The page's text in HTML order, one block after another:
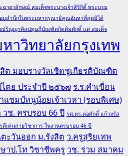
ายาลักษณ์ สมเด็จพระนางเจ้าสิริกิติ์ พระบรม
มสำนึกในพระมหากรุณาธิคุณอันหาที่สุดมิได้
ยปริญญาศิลปดุษฎีบัณฑิตกิตติมศักดิ์ แด่ สมเด็จ
าวิทยาลัยกรุงเทพ
ต มอบรางวัลเชิดชูเกียรติบัณฑิต
ตย ประจำปี ๒๕๖๗ ร.ร.คำเขื่อน
ชมป์หนูน้อยเจ้าเวหา (รอบพิเศษ)
ช. ครบรอบ 66 ปี รศ.ดร.ต่อศักดิ์ แก้วจรัส
เด่นสายวิชาการ ในงานครบรอบ 46 ปี
ะวันออก ม.รังสิต ว.ครูสุริยเทพ
าป.โท วิชาชีพครู วช. ร่วม สมาคม